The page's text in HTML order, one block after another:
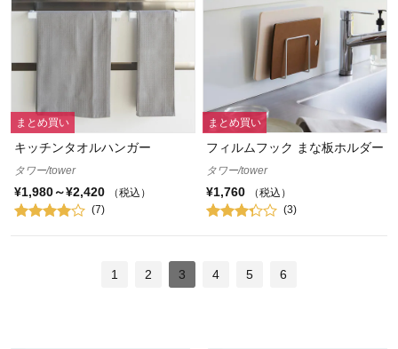
まとめ買い
キッチンタオルハンガー
タワー/tower
¥1,980～¥2,420
（税込）
(7)
まとめ買い
フィルムフック まな板ホルダー
タワー/tower
¥1,760
（税込）
(3)
1 2 3 4 5 6